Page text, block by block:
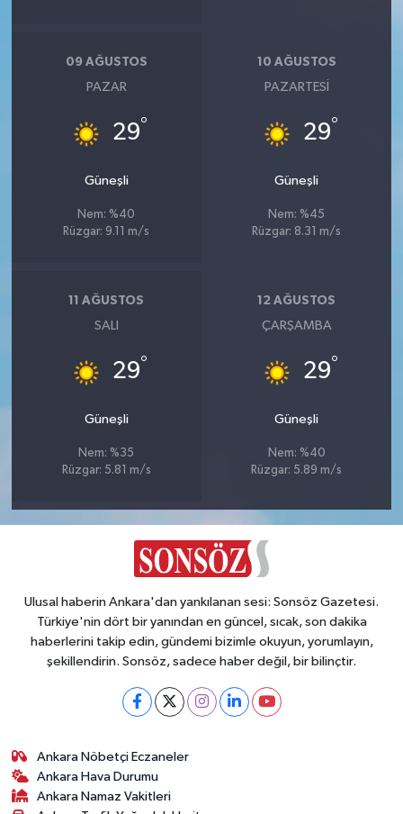
09 AĞUSTOS
PAZAR
29°
Güneşli
Nem: %40
Rüzgar: 9.11 m/s
10 AĞUSTOS
PAZARTESI
29°
Güneşli
Nem: %45
Rüzgar: 8.31 m/s
11 AĞUSTOS
SALI
29°
Güneşli
Nem: %35
Rüzgar: 5.81 m/s
12 AĞUSTOS
ÇARŞAMBA
29°
Güneşli
Nem: %40
Rüzgar: 5.89 m/s
Ulusal haberin Ankara'dan yankılanan sesi: Sonsöz Gazetesi.
Türkiye'nin dört bir yanından en güncel, sıcak, son dakika
haberlerini takip edin, gündemi bizimle okuyun, yorumlayın,
şekillendirin. Sonsöz, sadece haber değil, bir bilinçtir.
Ankara Nöbetçi Eczaneler
Ankara Hava Durumu
Ankara Namaz Vakitleri